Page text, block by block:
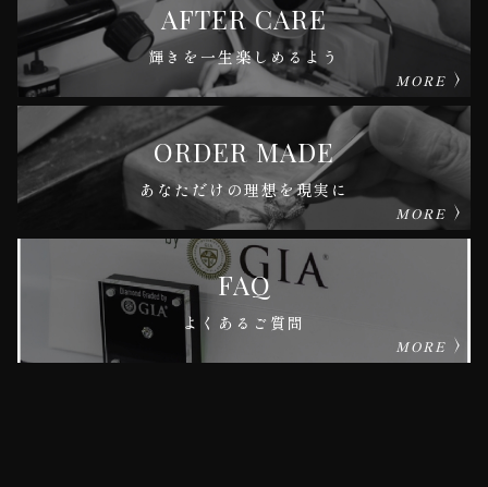
AFTER CARE
輝きを一生楽しめるよう
MORE
ORDER MADE
あなただけの理想を現実に
MORE
FAQ
よくあるご質問
MORE